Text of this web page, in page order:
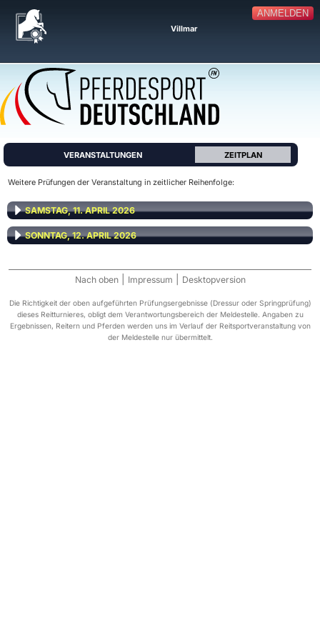
ANMELDEN
Villmar
VERANSTALTUNGEN ZEITPLAN
Weitere Prüfungen der Veranstaltung in zeitlicher Reihenfolge:
SAMSTAG, 11. APRIL 2026
SONNTAG, 12. APRIL 2026
Nach oben Impressum Desktopversion
Die Richtigkeit der oben aufgeführten Prüfungsergebnisse (Dressur oder Springprüfung)
dieses Reitturnieres, obligt dem Verantwortungsbereich der Meldestelle. Angaben zu
Ergebnissen, Reitern und Pferden werden uns im Verlauf der Reitsportveranstaltung von
der Meldestelle nur übermittelt.